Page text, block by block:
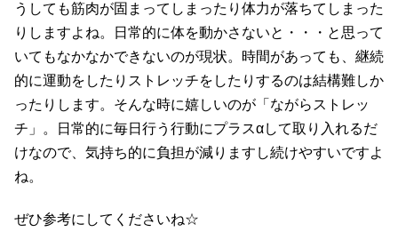
うしても筋肉が固まってしまったり体力が落ちてしまった
りしますよね。日常的に体を動かさないと・・・と思って
いてもなかなかできないのが現状。時間があっても、継続
的に運動をしたりストレッチをしたりするのは結構難しか
ったりします。そんな時に嬉しいのが「ながらストレッ
チ」。日常的に毎日行う行動にプラスαして取り入れるだ
けなので、気持ち的に負担が減りますし続けやすいですよ
ね。
ぜひ参考にしてくださいね☆